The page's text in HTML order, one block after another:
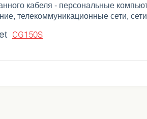
кабеля - персональные
телекоммуникационные сети,
CG150S